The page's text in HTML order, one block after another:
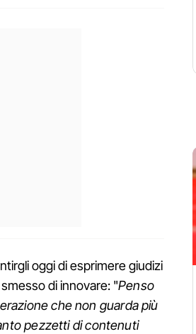
oggi di esprimere giudizi
di innovare: "Penso
che non guarda più
pezzetti di contenuti